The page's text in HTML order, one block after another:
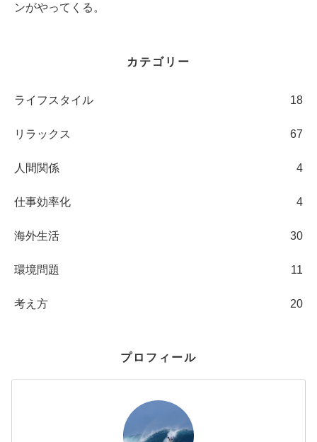
ンがやってくる。
カテゴリー
ライフスタイル 18
リラックス 67
人間関係 4
仕事効率化 4
海外生活 30
環境問題 11
考え方 20
プロフィール